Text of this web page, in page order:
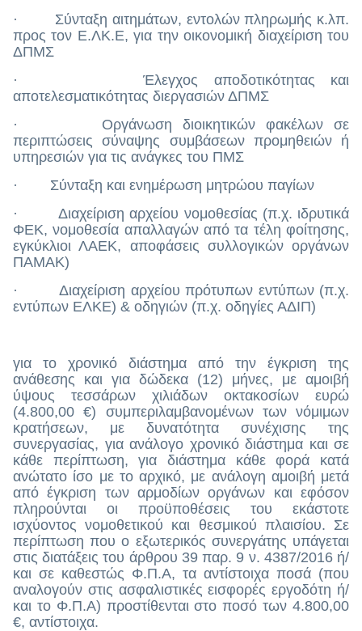
· Σύνταξη αιτημάτων, εντολών πληρωμής κ.λπ.
προς τον Ε.ΛΚ.Ε, για την οικονομική διαχείριση του
ΔΠΜΣ
· Έλεγχος αποδοτικότητας και
αποτελεσματικότητας διεργασιών ΔΠΜΣ
· Οργάνωση διοικητικών φακέλων σε
περιπτώσεις σύναψης συμβάσεων προμηθειών ή
υπηρεσιών για τις ανάγκες του ΠΜΣ
· Σύνταξη και ενημέρωση μητρώου παγίων
· Διαχείριση αρχείου νομοθεσίας (π.χ. ιδρυτικά
ΦΕΚ, νομοθεσία απαλλαγών από τα τέλη φοίτησης,
εγκύκλιοι ΛΑΕΚ, αποφάσεις συλλογικών οργάνων
ΠΑΜΑΚ)
· Διαχείριση αρχείου πρότυπων εντύπων (π.χ.
εντύπων ΕΛΚΕ) & οδηγιών (π.χ. οδηγίες ΑΔΙΠ)
για το χρονικό διάστημα από την έγκριση της
ανάθεσης και για δώδεκα (12) μήνες, με αμοιβή
ύψους τεσσάρων χιλιάδων οκτακοσίων ευρώ
(4.800,00 €) συμπεριλαμβανομένων των νόμιμων
κρατήσεων, με δυνατότητα συνέχισης της
συνεργασίας, για ανάλογο χρονικό διάστημα και σε
κάθε περίπτωση, για διάστημα κάθε φορά κατά
ανώτατο ίσο με το αρχικό, με ανάλογη αμοιβή μετά
από έγκριση των αρμοδίων οργάνων και εφόσον
πληρούνται οι προϋποθέσεις του εκάστοτε
ισχύοντος νομοθετικού και θεσμικού πλαισίου. Σε
περίπτωση που ο εξωτερικός συνεργάτης υπάγεται
στις διατάξεις του άρθρου 39 παρ. 9 ν. 4387/2016 ή/
και σε καθεστώς Φ.Π.Α, τα αντίστοιχα ποσά (που
αναλογούν στις ασφαλιστικές εισφορές εργοδότη ή/
και το Φ.Π.Α) προστίθενται στο ποσό των 4.800,00
€, αντίστοιχα.